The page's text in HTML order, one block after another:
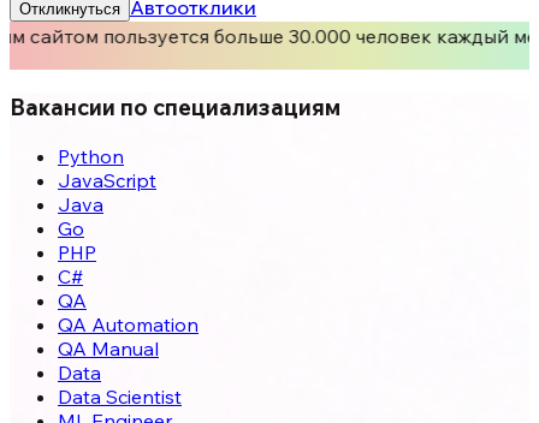
Откликнуться Автоотклики
сайтом пользуется больше 30.000 человек каждый
Вакансии по специализациям
Python
JavaScript
Java
Go
PHP
C#
QA
QA Automation
QA Manual
Data
Data Scientist